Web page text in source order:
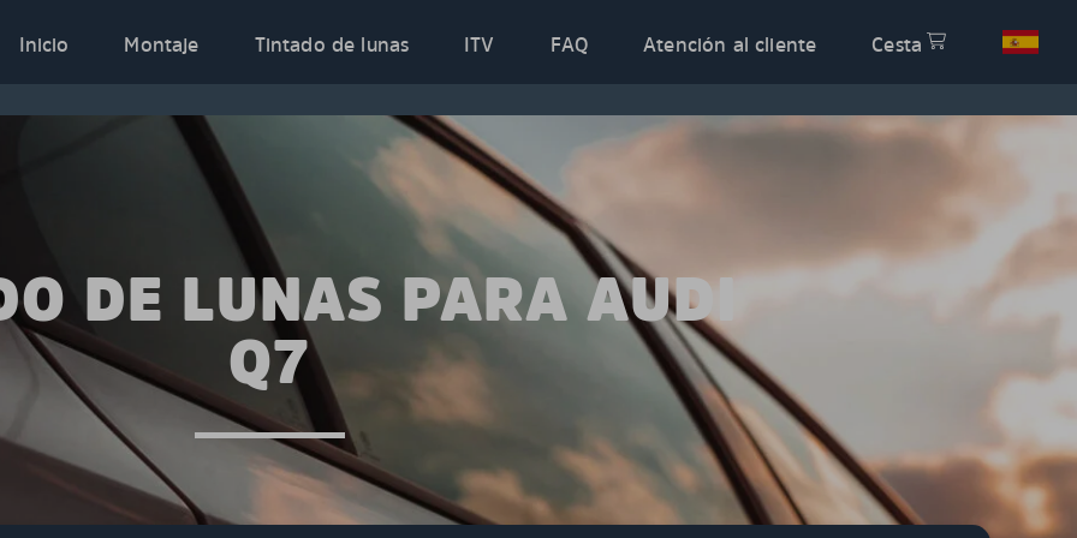
Inicio
Montaje Tintado de lunas ITV FAQ Atención al cliente Cesta
DE LUNAS PARA AUDI
Q7